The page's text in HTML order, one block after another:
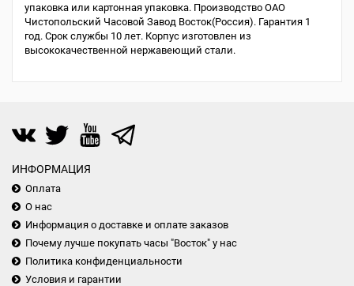
упаковка или картонная упаковка. Производство ОАО
Чистопольский Часовой Завод Восток(Россия). Гарантия 1
год. Срок службы 10 лет. Корпус изготовлен из
высококачественной нержавеющий стали.
ИНФОРМАЦИЯ
Оплата
О нас
Информация о доставке и оплате заказов
Почему лучше покупать часы "Восток" у нас
Политика конфиденциальности
Условия и гарантии